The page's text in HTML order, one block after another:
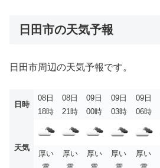
日田市の天気予報
日田市周辺の天気予報です。
日時
08日
18時
08日
21時
09日
00時
09日
03時
09日
06時
天気
厚い
厚い
厚い
厚い
厚い